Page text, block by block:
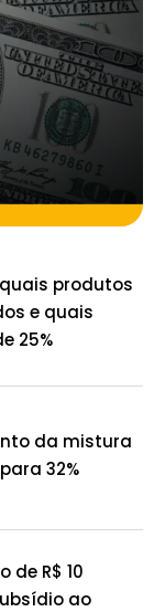
produtos
e quais
25%
da mistura
32%
R$ 10
ao